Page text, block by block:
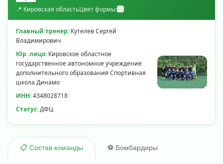
📍 Кировская областьЦвет формы:
Главный тренер: Кутелев Сергей
Владимирович
Юр. лицо: Кировское областное
государственное автономное учреждение
дополнительного образования Спортивная
школа Динамо
ИНН:4348028718
Статус:ДФЦ
📋 Состав команды ⚽ Бомбардиры